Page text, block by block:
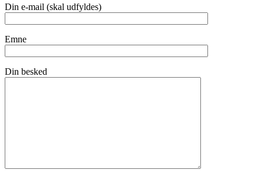
Din e-mail (skal udfyldes)
Emne
Din besked